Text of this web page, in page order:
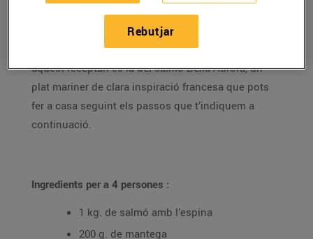
llarg de la seva vida en un receptari que, anys
llibre, la Laura. Una de les receptes que hi ha en
aquest receptari és la del salmó Bella Aurora, un
plat mariner de clara inspiració francesa que pots
fer a casa seguint els passos que t’indiquem a
continuació.
Ingredients per a 4 persones :
1 kg. de salmó amb l’espina
200 g. de mantega
Rebutjar